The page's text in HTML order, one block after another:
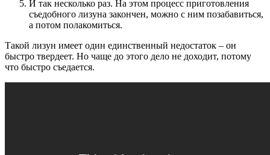
И так несколько раз. На этом процесс приготовления
съедобного лизуна закончен, можно с ним позабавиться,
а потом полакомиться.
Такой лизун имеет один единственный недостаток – он
быстро твердеет. Но чаще до этого дело не доходит, потому
что быстро съедается.